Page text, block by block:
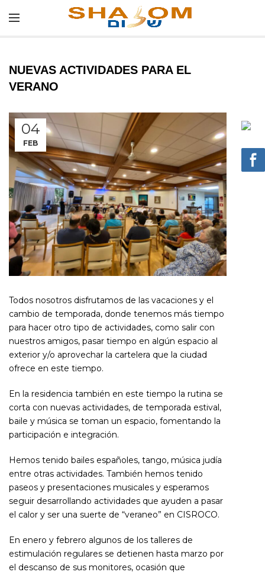
NUEVAS ACTIVIDADES PARA EL
VERANO
04
FEB
Todos nosotros disfrutamos de las vacaciones y el
cambio de temporada, donde tenemos más tiempo
para hacer otro tipo de actividades, como salir con
nuestros amigos, pasar tiempo en algún espacio al
exterior y/o aprovechar la cartelera que la ciudad
ofrece en este tiempo.
En la residencia también en este tiempo la rutina se
corta con nuevas actividades, de temporada estival,
baile y música se toman un espacio, fomentando la
participación e integración.
Hemos tenido bailes españoles, tango, música judía
entre otras actividades. También hemos tenido
paseos y presentaciones musicales y esperamos
seguir desarrollando actividades que ayuden a pasar
el calor y ser una suerte de “veraneo” en CISROCO.
En enero y febrero algunos de los talleres de
estimulación regulares se detienen hasta marzo por
el descanso de sus monitores, ocasión que